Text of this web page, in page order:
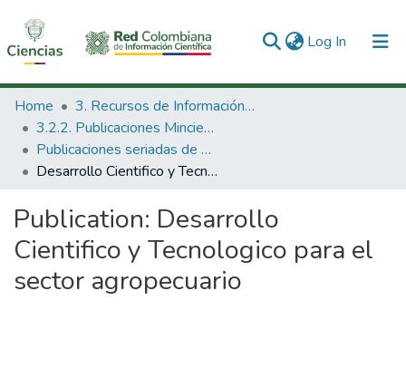
Log In (current)
Communities & Collections
All of DSpace
Statistics
Home
3. Recursos de Información Científica y Tecnológica
3.2.2. Publicaciones Minciencias
Publicaciones seriadas de Minciencias
Desarrollo Cientifico y Tecnologico para el sector agropecuario
Publication: Desarrollo
Cientifico y Tecnologico para el
sector agropecuario